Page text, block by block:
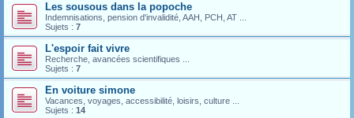
Les sousous dans la popoche
Indemnisations, pension d'invalidité, AAH, PCH, AT ...
Sujets : 7
L'espoir fait vivre
Recherche, avancées scientifiques ...
Sujets : 7
En voiture simone
Vacances, voyages, accessibilité, loisirs, culture ...
Sujets : 14